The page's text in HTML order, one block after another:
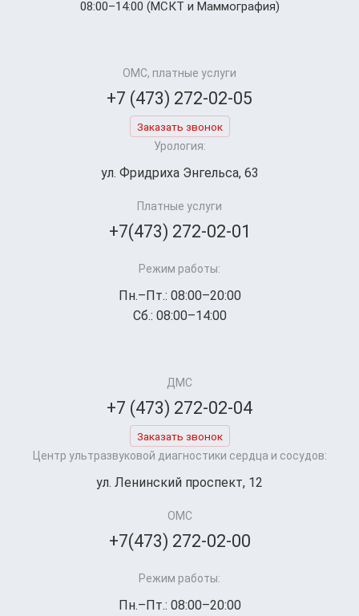
08:00–14:00 (МСКТ и Маммография)
ОМС, платные услуги
+7 (473) 272-02-05
Заказать звонок
Урология:
ул. Фридриха Энгельса, 63
Платные услуги
+7(473) 272-02-01
Режим работы:
Пн.–Пт.: 08:00–20:00
Сб.: 08:00–14:00
ДМС
+7 (473) 272-02-04
Заказать звонок
Центр ультразвуковой диагностики сердца и сосудов:
ул. Ленинский проспект, 12
ОМС
+7(473) 272-02-00
Режим работы:
Пн.–Пт.: 08:00–20:00